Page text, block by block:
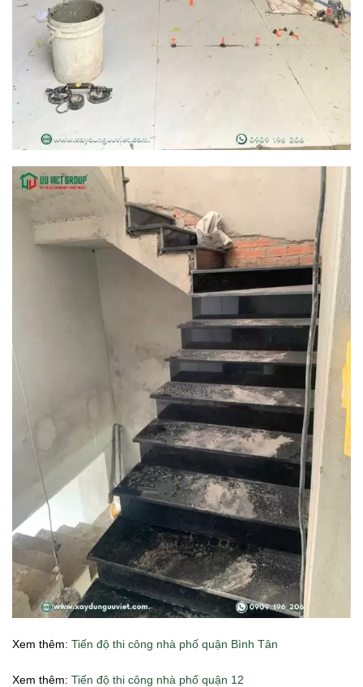
Xem thêm: Tiến độ thi công nhà phố quận Bình Tân
Xem thêm: Tiến độ thi công nhà phố quận 12